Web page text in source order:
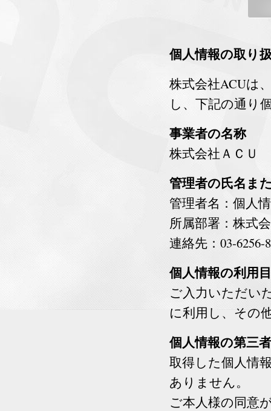
個人情報の取り
株式会社ACUは
し、下記の通り
事業者の名称
株式会社ＡＣＵ
管理者の氏名ま
管理者名：個人
所属部署：株式
連絡先：03-6256-
個人情報の利用
ご入力いただい
に利用し、その
個人情報の第三
取得した個人情
ありません。
ご本人様の同意